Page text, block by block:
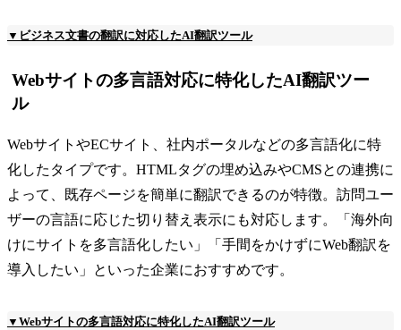
▼ビジネス文書の翻訳に対応したAI翻訳ツール
Webサイトの多言語対応に特化したAI翻訳ツー
ル
WebサイトやECサイト、社内ポータルなどの多言語化に特
化したタイプです。HTMLタグの埋め込みやCMSとの連携に
よって、既存ページを簡単に翻訳できるのが特徴。訪問ユー
ザーの言語に応じた切り替え表示にも対応します。「海外向
けにサイトを多言語化したい」「手間をかけずにWeb翻訳を
導入したい」といった企業におすすめです。
▼Webサイトの多言語対応に特化したAI翻訳ツール